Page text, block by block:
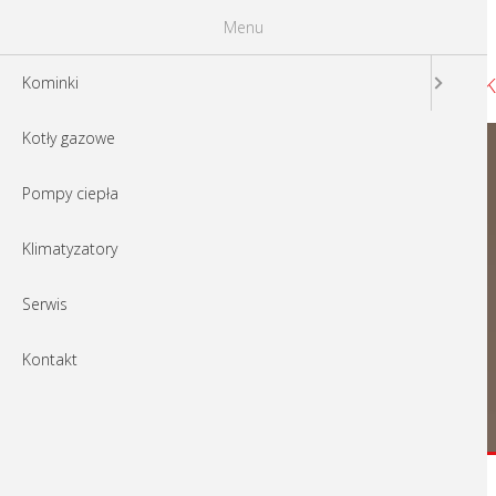
Menu
Kominki
Kotły gazowe
Pompy ciepła
Klimatyzatory
Serwis
Kontakt